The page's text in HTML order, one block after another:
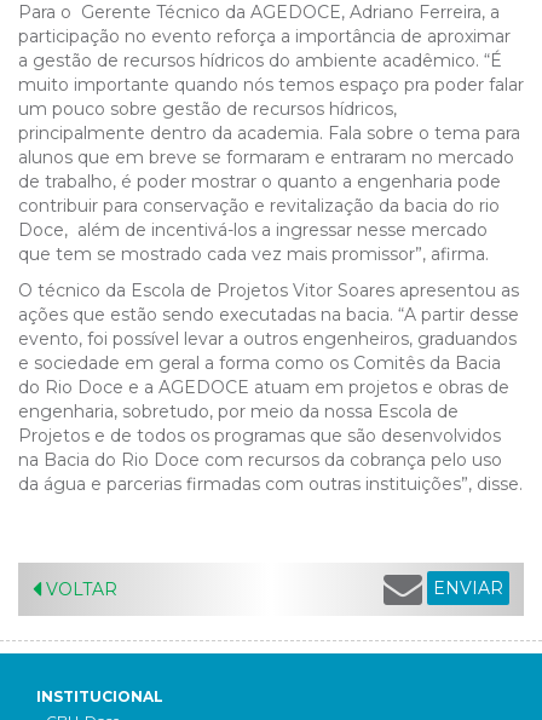
Para o Gerente Técnico da AGEDOCE, Adriano Ferreira, a
participação no evento reforça a importância de aproximar
a gestão de recursos hídricos do ambiente acadêmico. “É
muito importante quando nós temos espaço pra poder falar
um pouco sobre gestão de recursos hídricos,
principalmente dentro da academia. Fala sobre o tema para
alunos que em breve se formaram e entraram no mercado
de trabalho, é poder mostrar o quanto a engenharia pode
contribuir para conservação e revitalização da bacia do rio
Doce, além de incentivá-los a ingressar nesse mercado
que tem se mostrado cada vez mais promissor”, afirma.
O técnico da Escola de Projetos Vitor Soares apresentou as
ações que estão sendo executadas na bacia. “A partir desse
evento, foi possível levar a outros engenheiros, graduandos
e sociedade em geral a forma como os Comitês da Bacia
do Rio Doce e a AGEDOCE atuam em projetos e obras de
engenharia, sobretudo, por meio da nossa Escola de
Projetos e de todos os programas que são desenvolvidos
na Bacia do Rio Doce com recursos da cobrança pelo uso
da água e parcerias firmadas com outras instituições”, disse.
VOLTAR ENVIAR
INSTITUCIONAL